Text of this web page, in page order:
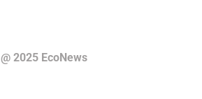
@ 2025 EcoNews